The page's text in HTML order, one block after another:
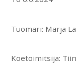
Tuomari: Marja
Koetoimitsija: